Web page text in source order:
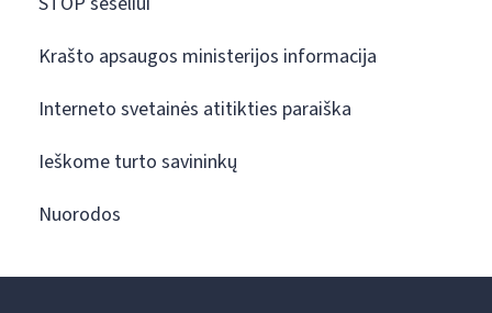
Krašto apsaugos ministerijos informacija
Interneto svetainės atitikties paraiška
Ieškome turto savininkų
Nuorodos